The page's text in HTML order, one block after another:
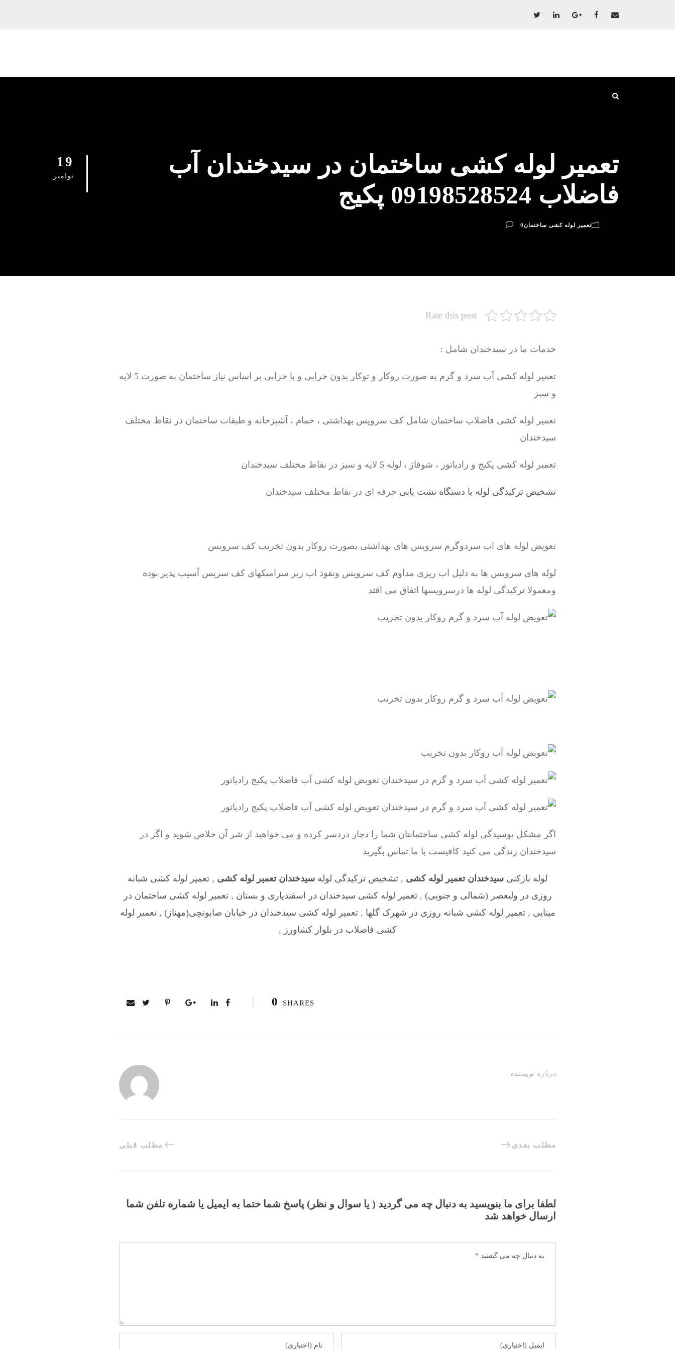
19
نوامبر
تعمیر لوله کشی ساختمان در سیدخندان آب
فاضلاب 09198528524 پکیج
تعمیر لوله کشی ساختمان0
Rate this post
خدمات ما در سیدخندان شامل :
تعمیر لوله کشی آب سرد و گرم به صورت روکار و توکار بدون خرابی و با خرابی بر اساس نیاز ساختمان به صورت 5 لایه
و سبز
تعمیر لوله کشی فاضلاب ساختمان شامل کف سرویس بهداشتی ، حمام ، آشپزخانه و طبقات ساختمان در نقاط مختلف
سیدخندان
تعمیر لوله کشی پکیج و رادیاتور ، شوفاژ ، لوله 5 لایه و سبز در نقاط مختلف سیدخندان
تشخیص ترکیدگی لوله با دستگاه نشت یابی حرفه ای در نقاط مختلف سیدخندان
تعویض لوله های اب سردوگرم سرویس های بهداشتی بصورت روکار بدون تخریب کف سرویس
لوله های سرویس ها به دلیل اب ریزی مداوم کف سرویس ونفوذ اب زیر سرامیکهای کف سریس آسیب پذیر بوده
ومعمولا ترکیدگی لوله ها درسرویسها اتفاق می افتد
اگر مشکل پوسیدگی لوله کشی ساختمانتان شما را دچار دردسر کرده و می خواهید از شر آن خلاص شوید و اگر در
سیدخندان زندگی می کنید کافیست با ما تماس بگیرید
لوله بازکنی سیدخندان تعمیر لوله کشی , تشخیص ترکیدگی لوله سیدخندان تعمیر لوله کشی , تعمیر لوله کشی شبانه
روزی در ولیعصر (شمالی و جنوبی) ,تعمیر لوله کشی سیدخندان در اسفندیاری و بستان ,تعمیر لوله کشی ساختمان در
مینایی ,تعمیر لوله کشی شبانه روزی در شهرک گلها ,تعمیر لوله کشی سیدخندان در خیابان صابونچی(مهناز) ,تعمیر لوله
کشی فاضلاب در بلوار کشاورز ,
0 SHARES
درباره نویسنده
مطلب قبلی مطلب بعدی
لطفا برای ما بنویسید به دنبال چه می گردید ( یا سوال و نظر) پاسخ شما حتما به ایمیل یا شماره تلفن شما
ارسال خواهد شد